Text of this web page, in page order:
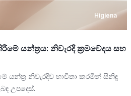
Higiena
යන්ත්‍රය: නිවැරදි ක්‍රමවේදය සහ
යන්ත්‍ර නිවැරදිව භාවිතා කරමින් සිනිඳු
උපදෙස්.